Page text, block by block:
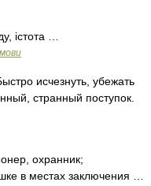
істота …
исчезнуть, убежать
странный поступок.
охранник;
в местах заключения …